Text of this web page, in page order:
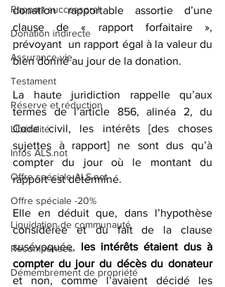
Rapport successoral
Donation indirecte
Assurance-vie
Testament
Réserve et réduction
Libéralité
Infos ALS.not
Offre spéciale ALS.not
Offre spéciale -20%
Liquidation de communauté
Récompenses
Démembrement de propriété
donation rapportable assortie d’une
clause de « rapport forfaitaire »,
prévoyant  un rapport égal à la valeur du
bien donné au jour de la donation.
La haute juridiction rappelle qu’aux
termes de l’article 856, alinéa 2, du
Code civil, les intérêts [des choses
sujettes à rapport] ne sont dus qu’à
compter du jour où le montant du
rapport est déterminé.
Elle en déduit que, dans l’hypothèse
considérée et du fait de la clause
susévoquée, les intérêts étaient dus à
compter du jour du décès du donateur
et non, comme l’avaient décidé les